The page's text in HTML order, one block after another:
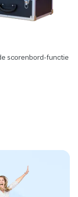
scorenbord-functie